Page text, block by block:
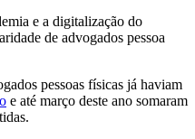
e a digitalização do
de advogados pessoa
pessoas físicas já haviam
e até março deste ano somaram